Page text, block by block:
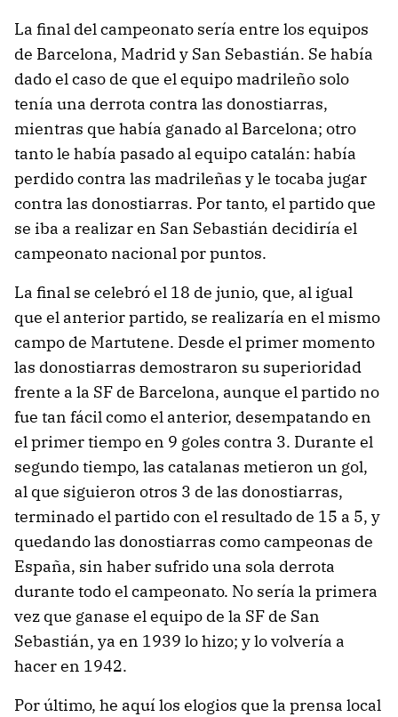
La final del campeonato sería entre los equipos
de Barcelona, Madrid y San Sebastián. Se había
dado el caso de que el equipo madrileño solo
tenía una derrota contra las donostiarras,
mientras que había ganado al Barcelona; otro
tanto le había pasado al equipo catalán: había
perdido contra las madrileñas y le tocaba jugar
contra las donostiarras. Por tanto, el partido que
se iba a realizar en San Sebastián decidiría el
campeonato nacional por puntos.
La final se celebró el 18 de junio, que, al igual
que el anterior partido, se realizaría en el mismo
campo de Martutene. Desde el primer momento
las donostiarras demostraron su superioridad
frente a la SF de Barcelona, aunque el partido no
fue tan fácil como el anterior, desempatando en
el primer tiempo en 9 goles contra 3. Durante el
segundo tiempo, las catalanas metieron un gol,
al que siguieron otros 3 de las donostiarras,
terminado el partido con el resultado de 15 a 5, y
quedando las donostiarras como campeonas de
España, sin haber sufrido una sola derrota
durante todo el campeonato. No sería la primera
vez que ganase el equipo de la SF de San
Sebastián, ya en 1939 lo hizo; y lo volvería a
hacer en 1942.
Por último, he aquí los elogios que la prensa local